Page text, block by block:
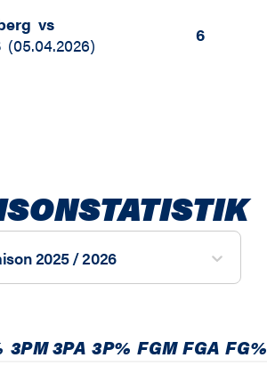
vs
(05.04.2026) 6
2025 / 2026
3PM3PA 3P% FGMFGA FG%